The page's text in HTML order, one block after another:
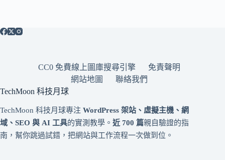
CC0 免費線上圖庫搜尋引擎
免責聲明
網站地圖
聯絡我們
TechMoon 科技月球
TechMoon 科技月球專注 WordPress 架站、虛擬主機、網
域、SEO 與 AI 工具的實測教學。 近 700 篇親自驗證的指
南，幫你跳過試錯，把網站與工作流程一次做到位。